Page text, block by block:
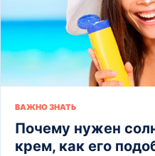
ВАЖНО ЗНАТЬ
Почему нужен
крем, как его